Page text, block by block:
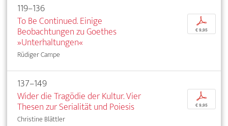
119–136
To Be Continued. Einige
Beobachtungen zu Goethes
»Unterhaltungen«
Rüdiger Campe
p
€ 9,95
137–149
Wider die Tragödie der Kultur. Vier
Thesen zur Serialität und Poiesis
Christine Blättler
p
€ 9,95